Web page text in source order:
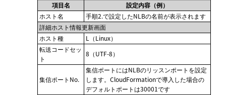
項目名
設定内容（例）
ホスト名
手順2.で設定したNLBの名前が表示されます
詳細ホスト情報更新画面
ホスト種
L（Linux）
転送コードセッ
ト
8（UTF-8）
集信ポートNo.
集信ポートにはNLBのリッスンポートを設定
します。CloudFormationで導入した場合の
デフォルトポートは30001です